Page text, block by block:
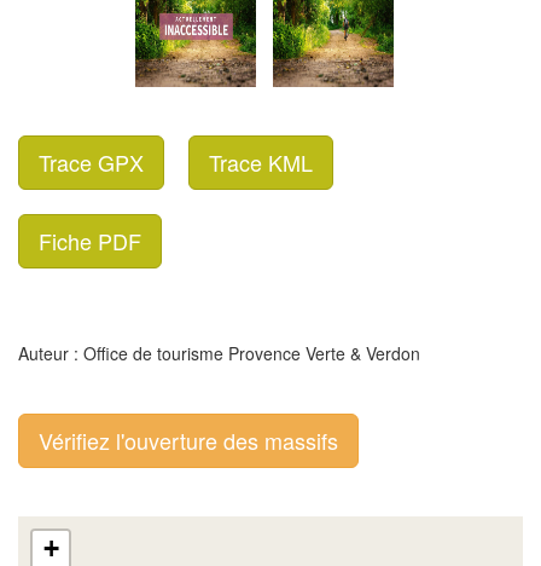
Trace GPX Trace KML
Fiche PDF
Auteur : Office de tourisme Provence Verte & Verdon
Vérifiez l'ouverture des massifs
+